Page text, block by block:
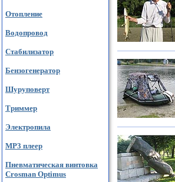
Отопление
Водопровод
Стабилизатор
Бензогенератор
Шуруповерт
Триммер
Электропила
MP3 плеер
Пневматическая винтовка
Crosman Optimus